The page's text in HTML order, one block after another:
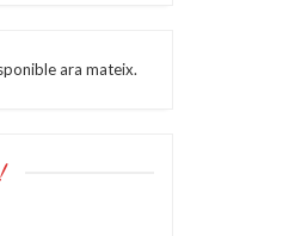
ara mateix.